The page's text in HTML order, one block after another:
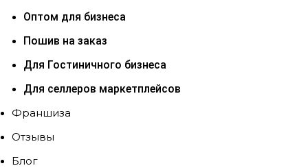
Оптом для бизнеса
Пошив на заказ
Для Гостиничного бизнеса
Для селлеров маркетплейсов
Франшиза
Отзывы
Блог